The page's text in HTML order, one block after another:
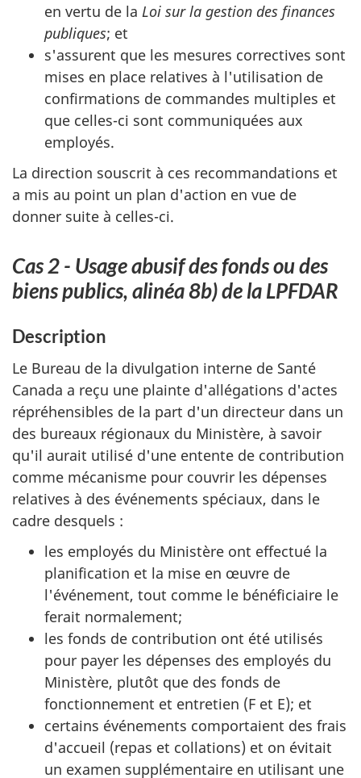
en vertu de la Loi sur la gestion des finances
publiques; et
s'assurent que les mesures correctives sont
mises en place relatives à l'utilisation de
confirmations de commandes multiples et
que celles-ci sont communiquées aux
employés.
La direction souscrit à ces recommandations et
a mis au point un plan d'action en vue de
donner suite à celles-ci.
Cas 2 - Usage abusif des fonds ou des
biens publics, alinéa 8b) de la LPFDAR
Description
Le Bureau de la divulgation interne de Santé
Canada a reçu une plainte d'allégations d'actes
répréhensibles de la part d'un directeur dans un
des bureaux régionaux du Ministère, à savoir
qu'il aurait utilisé d'une entente de contribution
comme mécanisme pour couvrir les dépenses
relatives à des événements spéciaux, dans le
cadre desquels :
les employés du Ministère ont effectué la
planification et la mise en œuvre de
l'événement, tout comme le bénéficiaire le
ferait normalement;
les fonds de contribution ont été utilisés
pour payer les dépenses des employés du
Ministère, plutôt que des fonds de
fonctionnement et entretien (F et E); et
certains événements comportaient des frais
d'accueil (repas et collations) et on évitait
un examen supplémentaire en utilisant une